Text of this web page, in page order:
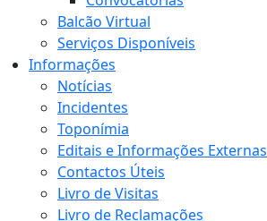
Balcão Virtual
Serviços Disponíveis
Informações
Notícias
Incidentes
Toponímia
Editais e Informações Externas
Contactos Úteis
Livro de Visitas
Livro de Reclamações